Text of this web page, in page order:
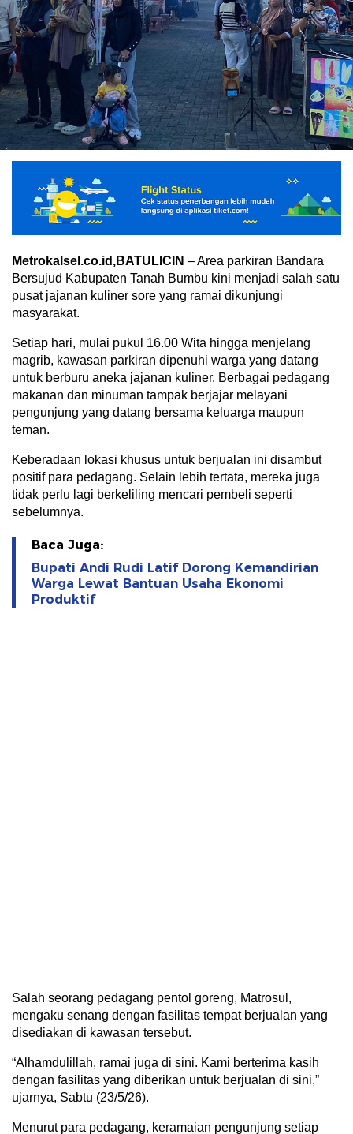
Metrokalsel.co.id,BATULICIN – Area parkiran Bandara
Bersujud Kabupaten Tanah Bumbu kini menjadi salah satu
pusat jajanan kuliner sore yang ramai dikunjungi
masyarakat.
Setiap hari, mulai pukul 16.00 Wita hingga menjelang
magrib, kawasan parkiran dipenuhi warga yang datang
untuk berburu aneka jajanan kuliner. Berbagai pedagang
makanan dan minuman tampak berjajar melayani
pengunjung yang datang bersama keluarga maupun
teman.
Keberadaan lokasi khusus untuk berjualan ini disambut
positif para pedagang. Selain lebih tertata, mereka juga
tidak perlu lagi berkeliling mencari pembeli seperti
sebelumnya.
Baca Juga:
Bupati Andi Rudi Latif Dorong Kemandirian
Warga Lewat Bantuan Usaha Ekonomi
Produktif
Salah seorang pedagang pentol goreng, Matrosul,
mengaku senang dengan fasilitas tempat berjualan yang
disediakan di kawasan tersebut.
“Alhamdulillah, ramai juga di sini. Kami berterima kasih
dengan fasilitas yang diberikan untuk berjualan di sini,”
ujarnya, Sabtu (23/5/26).
Menurut para pedagang, keramaian pengunjung setiap